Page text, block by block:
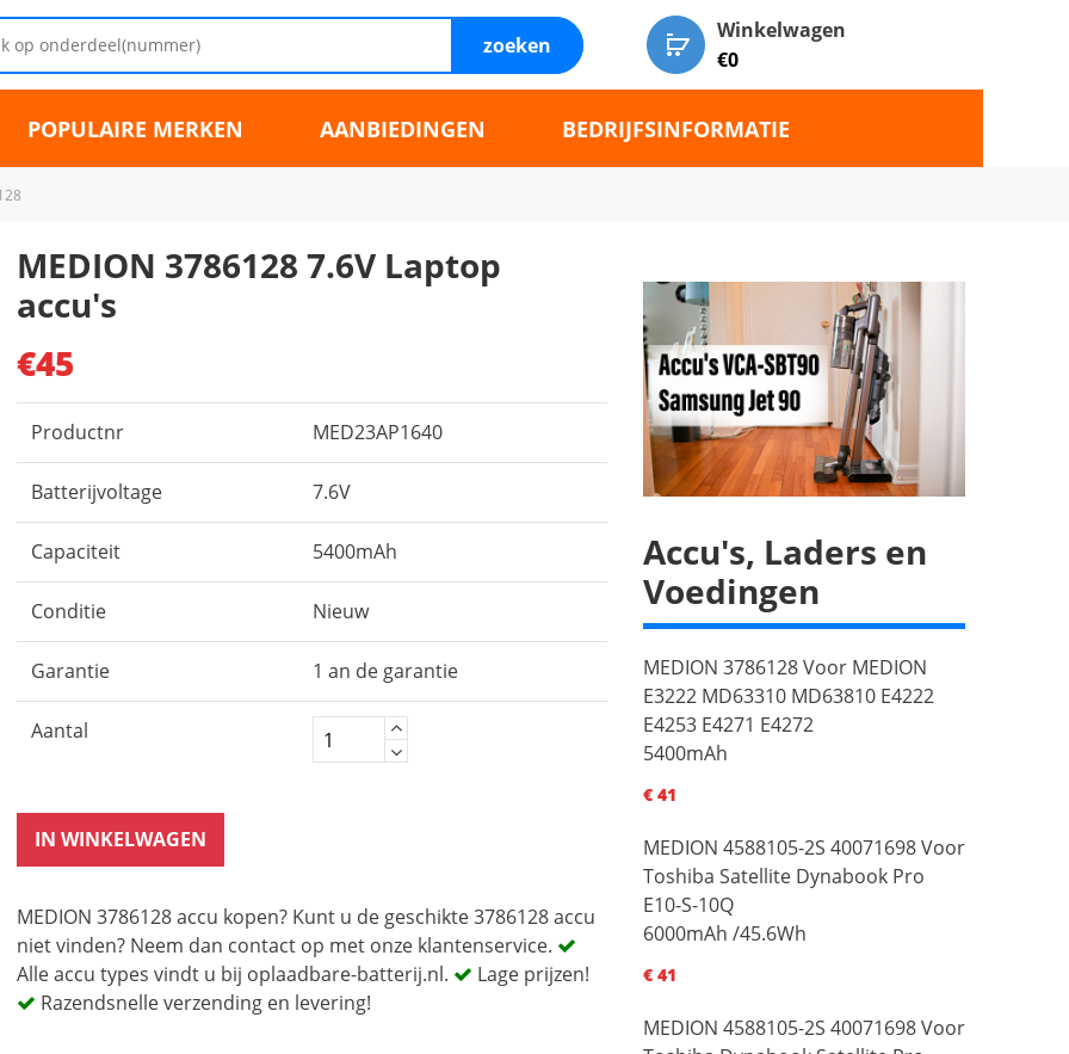
zoeken
Winkelwagen
€0
POPULAIRE MERKEN AANBIEDINGEN BEDRIJFSINFORMATIE
MEDION 3786128 7.6V Laptop
accu's
€45
Productnr MED23AP1640
Batterijvoltage 7.6V
Capaciteit 5400mAh
Conditie Nieuw
Garantie 1 an de garantie
Aantal
IN WINKELWAGEN
MEDION 3786128 accu kopen? Kunt u de geschikte 3786128 accu
niet vinden? Neem dan contact op met onze klantenservice.
Alle accu types vindt u bij oplaadbare-batterij.nl.
Lage prijzen!
Razendsnelle verzending en levering!
Accu's, Laders en
Voedingen
MEDION 3786128 Voor MEDION
E3222 MD63310 MD63810 E4222
E4253 E4271 E4272
5400mAh
€ 41
MEDION 4588105-2S 40071698 Voor
Toshiba Satellite Dynabook Pro
E10-S-10Q
6000mAh /45.6Wh
€ 41
MEDION 4588105-2S 40071698 Voor